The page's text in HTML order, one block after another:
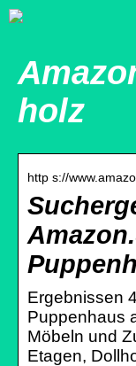
holz
http s://
Ergebnissen
Puppenhaus
Möbeln und
Etagen,